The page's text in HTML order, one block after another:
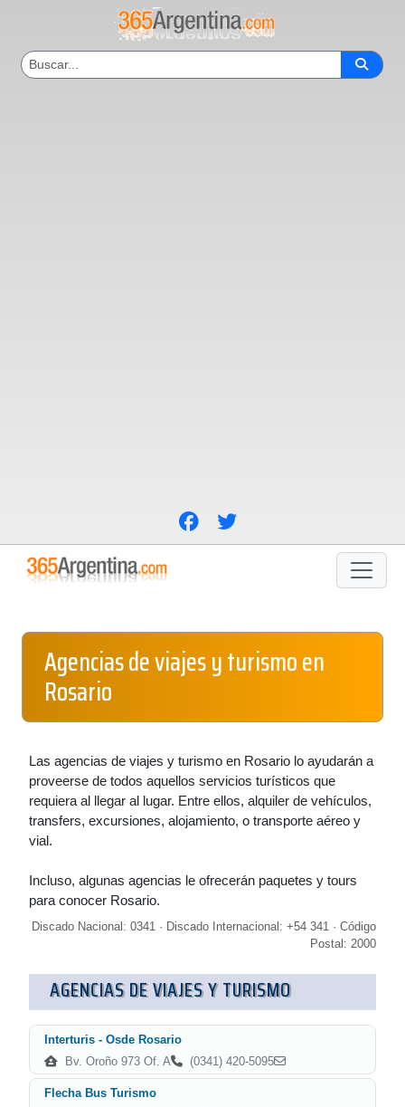
Agencias de viajes y turismo en
Rosario
Las agencias de viajes y turismo en Rosario lo ayudarán a
proveerse de todos aquellos servicios turísticos que
requiera al llegar al lugar. Entre ellos, alquiler de vehículos,
transfers, excursiones, alojamiento, o transporte aéreo y
vial.
Incluso, algunas agencias le ofrecerán paquetes y tours
para conocer Rosario.
Discado Nacional: 0341 · Discado Internacional: +54 341 · Código
Postal: 2000
AGENCIAS DE VIAJES Y TURISMO
Interturis - Osde Rosario
Bv. Oroño 973 Of. A
(0341) 420-5095
Flecha Bus Turismo